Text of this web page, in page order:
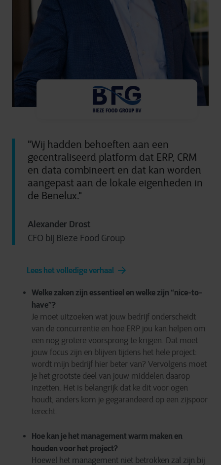
"Wij hadden behoeften aan een
gecentraliseerd platform dat ERP, CRM
en data combineert en dat kan worden
aangepast aan de lokale eigenheden in
de Benelux."
Alexander Drost
CFO bij Bieze Food Group
Lees het volledige verhaal
Welke zaken zijn essentieel en welke zijn “nice-to-
have”?
Je moet uitzoeken wat jouw bedrijf onderscheidt
van de concurrentie en hoe ERP jou kan helpen om
een nog grotere voorsprong te krijgen. Dat moet
jouw focus zijn en blijven tijdens het hele project:
wordt mijn bedrijf hier beter van? Vervolgens moet
je het grootste deel van jouw middelen daarop
inzetten. Het is belangrijk dat ke dit voor ogen
houdt, anders kom je gegarandeerd op een zijspoor
terecht.
Hoe kan je het management warm maken en
houden voor het project?
Hoewel het management niet betrokken zal zijn bij